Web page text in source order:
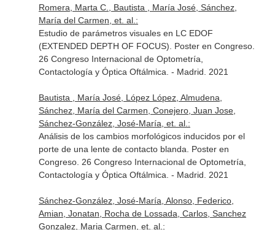
Romera, Marta C., Bautista , María José, Sánchez,
María del Carmen, et. al.:
Estudio de parámetros visuales en LC EDOF
(EXTENDED DEPTH OF FOCUS). Poster en Congreso.
26 Congreso Internacional de Optometría,
Contactología y Óptica Oftálmica. - Madrid. 2021
Bautista , María José, López López, Almudena,
Sánchez, María del Carmen, Conejero, Juan Jose,
Sánchez-González, José-María, et. al.:
Análisis de los cambios morfológicos inducidos por el
porte de una lente de contacto blanda. Poster en
Congreso. 26 Congreso Internacional de Optometría,
Contactología y Óptica Oftálmica. - Madrid. 2021
Sánchez-González, José-María, Alonso, Federico,
Amian, Jonatan, Rocha de Lossada, Carlos, Sanchez
Gonzalez, Maria Carmen, et. al.: